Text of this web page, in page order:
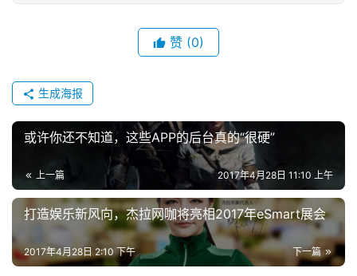
赞 (0)
生成海报
或许你还不知道，这些APP的后台真的“很硬”
上一篇 2017年4月28日 11:10 上午
打造娱乐新风向，杰拉网咖将亮相2017年eSmart展会
下一篇
2017年4月28日 2:10 下午